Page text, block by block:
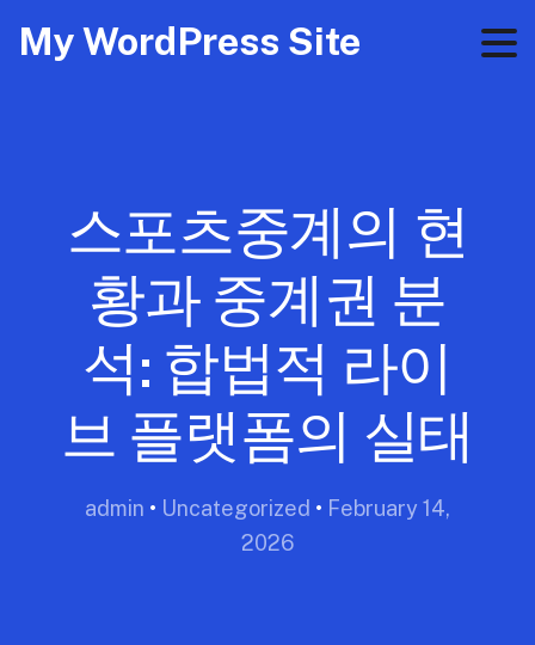
My WordPress Site
스포츠중계의 현
황과 중계권 분
석: 합법적 라이
브 플랫폼의 실태
admin • Uncategorized • February 14,
2026